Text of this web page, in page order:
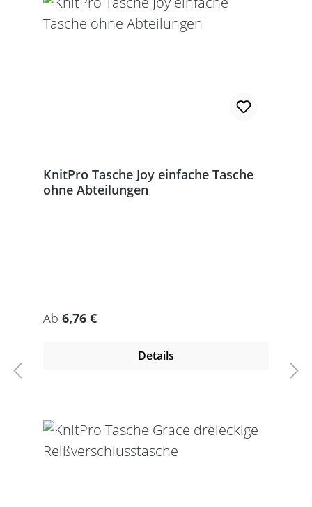
KnitPro Tasche Joy einfache Tasche
ohne Abteilungen
Regulärer Preis:
Ab 6,76 €
Details